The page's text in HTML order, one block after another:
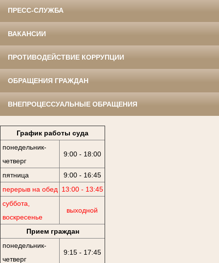
ПРЕСС-СЛУЖБА
ВАКАНСИИ
ПРОТИВОДЕЙСТВИЕ КОРРУПЦИИ
ОБРАЩЕНИЯ ГРАЖДАН
ВНЕПРОЦЕССУАЛЬНЫЕ ОБРАЩЕНИЯ
График работы суда
понедельник-
четверг
9:00 - 18:00
пятница
9:00 - 16:45
перерыв на обед
13:00 - 13:45
суббота,
воскресенье
выходной
Прием граждан
понедельник-
четверг
9:15 - 17:45